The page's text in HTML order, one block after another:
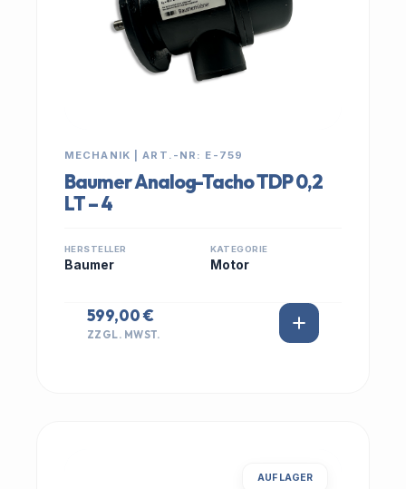
MECHANIK | ART.-NR: E-759
Baumer Analog-Tacho TDP 0,2
LT – 4
HERSTELLER
Baumer
KATEGORIE
Motor
599,00 €
ZZGL. MWST.
AUF LAGER